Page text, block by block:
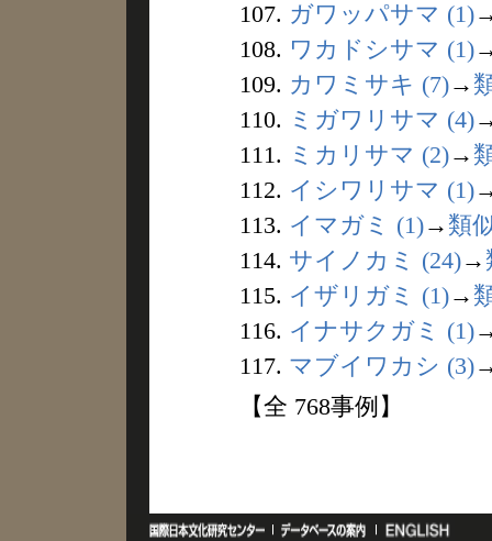
107. ガワッパサマ (1)
108. ワカドシサマ (1)
109. カワミサキ (7)→
110. ミガワリサマ (4)
111. ミカリサマ (2)→
112. イシワリサマ (1)
113. イマガミ (1)→ 類
114. サイノカミ (24)→
115. イザリガミ (1)→
116. イナサクガミ (1)
117. マブイワカシ (3)
【全 768事例】